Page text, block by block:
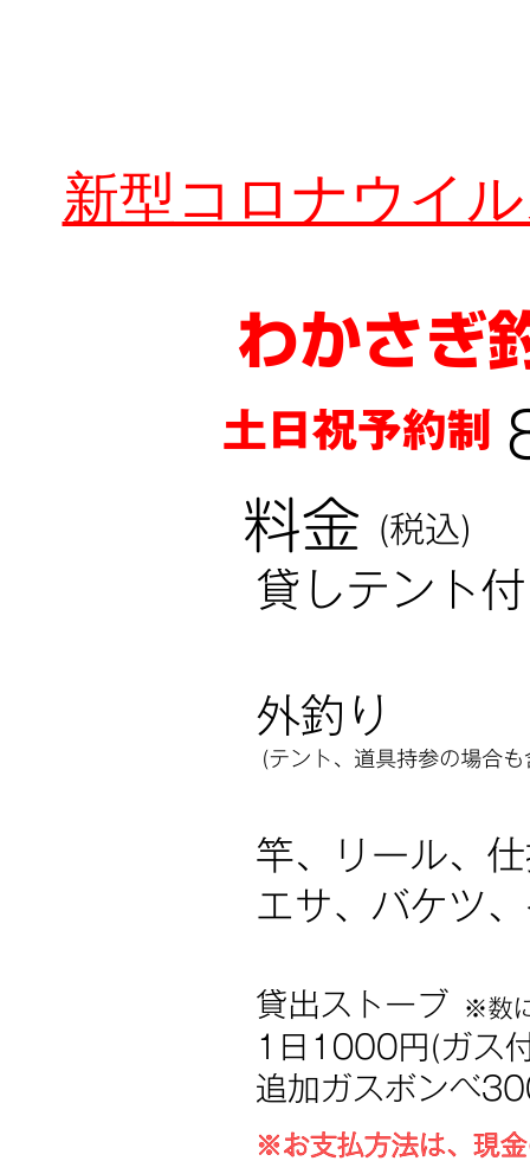
新型コロナウイ